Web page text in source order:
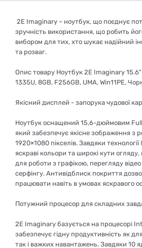
2E Imaginary – ноутбук, що поєднує
зручність використання, що робить
вибором для тих, хто шукає надійний
та розваг.
Опис товару Ноутбук 2E Imaginary
1335U, 8GB, F256GB, UMA, Win11PE,
Якісний дисплей - запорука чудової
Ноутбук оснащений 15,6-дюймовим
який забезпечує якісне зображення з
1920×1080 пікселів. Завдяки технології
яскраві кольори та широкі кути
для роботи з графікою, перегляду
серфінгу. Антивідблиск покриття
працювати навіть в умовах яскравого
Потужний процесор для складних
2E Imaginary базується на процесорі
забезпечує гідну продуктивність як
так і важких навантажень. Завдяки 10